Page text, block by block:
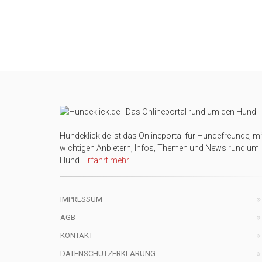
Hundeklick.de ist das Onlineportal für Hundefreunde,
wichtigen Anbietern, Infos, Themen und News rund um
Hund. Erfahrt mehr...
IMPRESSUM
AGB
KONTAKT
DATENSCHUTZERKLÄRUNG